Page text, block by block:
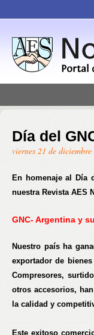
Día del
viernes 21 de
En homenaje al Día
nuestra Revista AES
GNC- Argentina y
Nuestro país ha
exportador de
Compresores,
otros accesorios,
la calidad y
Este exitoso